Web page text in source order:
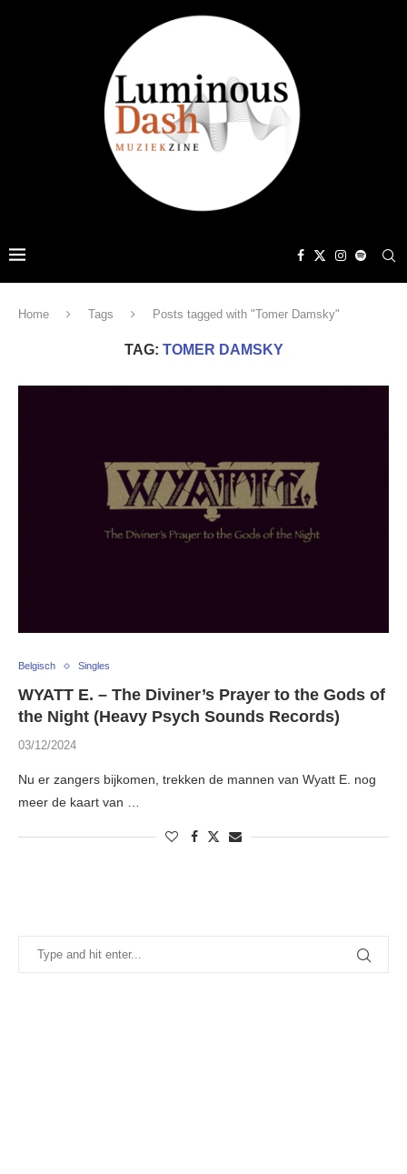
Home Tags Posts tagged with "Tomer Damsky"
TAG: TOMER DAMSKY
Belgisch Singles
WYATT E. – The Diviner’s Prayer to the Gods of
the Night (Heavy Psych Sounds Records)
03/12/2024
Nu er zangers bijkomen, trekken de mannen van Wyatt E. nog
meer de kaart van …